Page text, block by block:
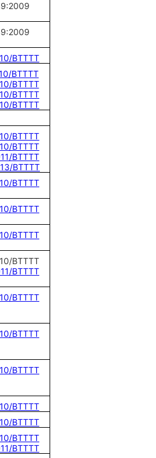
BTTTT
BTTTT
BTTTT
BTTTT
BTTTT
BTTTT
BTTTT
BTTTT
BTTTT
BTTTT
BTTTT
BTTTT
BTTTT
BTTTT
BTTTT
BTTTT
BTTTT
BTTTT
BTTTT
BTTTT
BTTTT